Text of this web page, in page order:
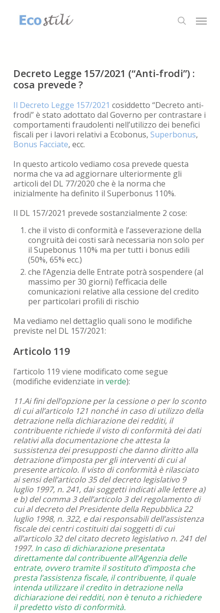
search
Menu
Decreto Legge 157/2021 (“Anti-frodi”) :
cosa prevede ?
Il Decreto Legge 157/2021 cosiddetto “Decreto anti-
frodi” è stato adottato dal Governo per contrastare i
comportamenti fraudolenti nell’utilizzo dei benefici
fiscali per i lavori relativi a Ecobonus, Superbonus,
Bonus Facciate, ecc.
In questo articolo vediamo cosa prevede questa
norma che va ad aggiornare ulteriormente gli
articoli del DL 77/2020 che è la norma che
inizialmente ha definito il Superbonus 110%.
Il DL 157/2021 prevede sostanzialmente 2 cose:
che il visto di conformità e l’asseverazione della
congruità dei costi sarà necessaria non solo per
il Supebonus 110% ma per tutti i bonus edili
(50%, 65% ecc.)
che l’Agenzia delle Entrate potrà sospendere (al
massimo per 30 giorni) l’efficacia delle
comunicazioni relative alla cessione del credito
per particolari profili di rischio
Ma vediamo nel dettaglio quali sono le modifiche
previste nel DL 157/2021:
Articolo 119
l’articolo 119 viene modificato come segue
(modifiche evidenziate in verde):
11.Ai fini dell’opzione per la cessione o per lo sconto
di cui all’articolo 121 nonché in caso di utilizzo della
detrazione nella dichiarazione dei redditi, il
contribuente richiede il visto di conformità dei dati
relativi alla documentazione che attesta la
sussistenza dei presupposti che danno diritto alla
detrazione d’imposta per gli interventi di cui al
presente articolo. Il visto di conformità è rilasciato
ai sensi dell’articolo 35 del decreto legislativo 9
luglio 1997, n. 241, dai soggetti indicati alle lettere a)
e b) del comma 3 dell’articolo 3 del regolamento di
cui al decreto del Presidente della Repubblica 22
luglio 1998, n. 322, e dai responsabili dell’assistenza
fiscale dei centri costituiti dai soggetti di cui
all’articolo 32 del citato decreto legislativo n. 241 del
1997. In caso di dichiarazione presentata
direttamente dal contribuente all’Agenzia delle
entrate, ovvero tramite il sostituto d’imposta che
presta l’assistenza fiscale, il contribuente, il quale
intenda utilizzare il credito in detrazione nella
dichiarazione dei redditi, non è tenuto a richiedere
il predetto visto di conformità.